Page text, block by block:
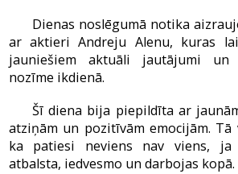
Dienas noslēgumā notika
ar aktieri Andreju Alenu, kuras
jauniešiem aktuāli jautājumi un
nozīme ikdienā.
Šī diena bija piepildīta ar
atziņām un pozitīvām emocijām. Tā
ka patiesi neviens nav viens, ja
atbalsta, iedvesmo un darbojas kopā.